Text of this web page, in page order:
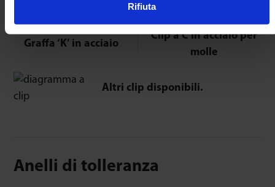
Rifiuta
Graffa ‘K’ in acciaio
Clip a C in acciaio per
molle
Altri clip disponibili.
Anelli di tolleranza